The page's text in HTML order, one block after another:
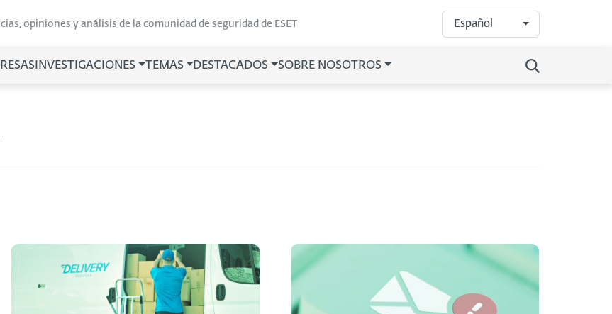
opiniones y análisis de la comunidad de seguridad de ESET Español
INVESTIGACIONES TEMAS DESTACADOS SOBRE NOSOTROS